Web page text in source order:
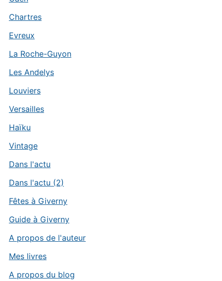
Chartres
Evreux
La Roche-Guyon
Les Andelys
Louviers
Versailles
Haïku
Vintage
Dans l'actu
Dans l'actu (2)
Fêtes à Giverny
Guide à Giverny
A propos de l'auteur
Mes livres
A propos du blog